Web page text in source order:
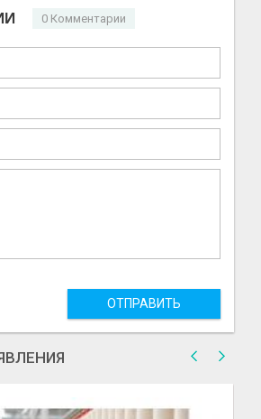
0 Комментарии
ОТПРАВИТЬ